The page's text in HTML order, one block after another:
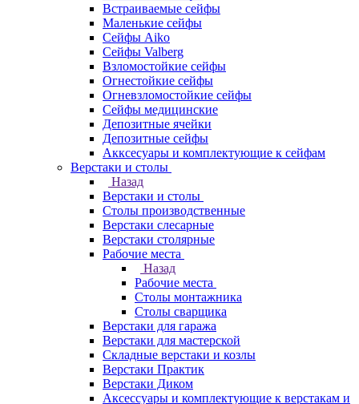
Встраиваемые сейфы
Маленькие сейфы
Сейфы Aiko
Сейфы Valberg
Взломостойкие сейфы
Огнестойкие сейфы
Огневзломостойкие сейфы
Сейфы медицинские
Депозитные ячейки
Депозитные сейфы
Акксесуары и комплектующие к сейфам
Верстаки и столы
Назад
Верстаки и столы
Столы производственные
Верстаки слесарные
Верстаки столярные
Рабочие места
Назад
Рабочие места
Столы монтажника
Столы сварщика
Верстаки для гаража
Верстаки для мастерской
Складные верстаки и козлы
Верстаки Практик
Верстаки Диком
Аксессуары и комплектующие к верстакам и